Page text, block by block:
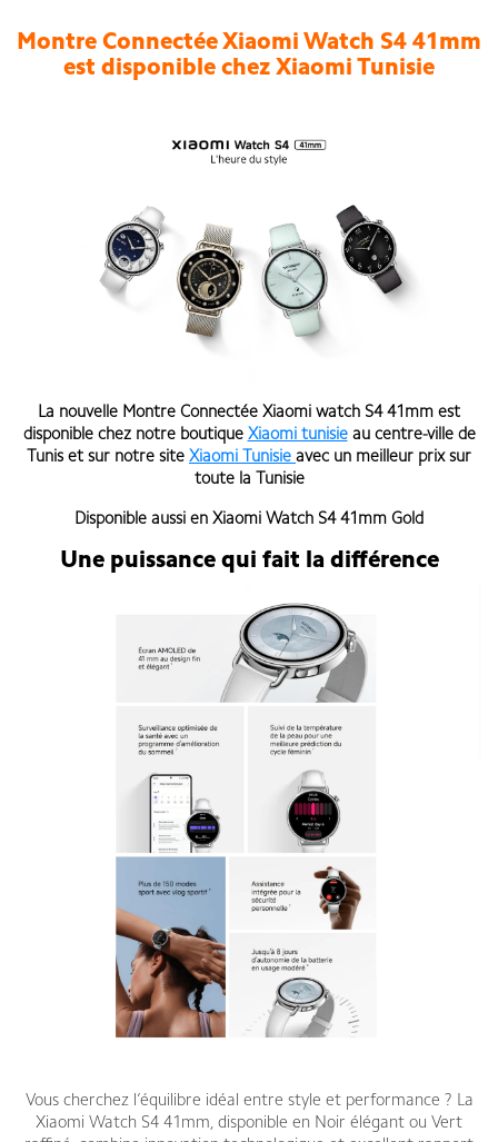
Montre Connectée Xiaomi Watch S4 41mm
est disponible chez Xiaomi Tunisie
La nouvelle Montre Connectée Xiaomi watch S4 41mm est
disponible chez notre boutique Xiaomi tunisieau centre-ville de
Tunis et sur notre site Xiaomi Tunisie avec un meilleur prix sur
toute la Tunisie
Disponible aussi en Xiaomi Watch S4 41mm Gold
Une puissance qui fait la différence
Vous cherchez l’équilibre idéal entre style et performance ? La
Xiaomi Watch S4 41mm, disponible en Noir élégant ou Vert